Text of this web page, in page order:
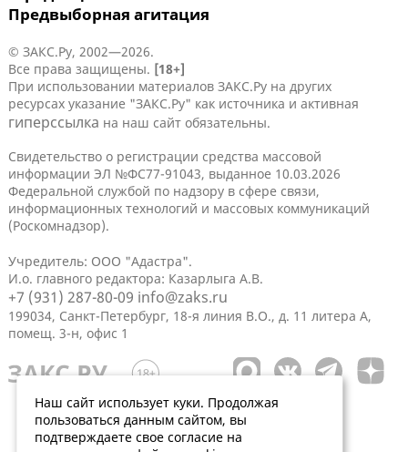
Предвыборная агитация
© ЗАКС.Ру, 2002—2026.
Все права защищены. [18+]
При использовании материалов ЗАКС.Ру на других
ресурсах указание "ЗАКС.Ру" как источника и активная
гиперссылка на наш сайт обязательны.
Свидетельство о регистрации средства массовой
информации ЭЛ №ФС77-91043, выданное 10.03.2026
Федеральной службой по надзору в сфере связи,
информационных технологий и массовых коммуникаций
(Роскомнадзор).
Учредитель: ООО "Адастра".
И.о. главного редактора: Казарлыга А.В.
+7 (931) 287-80-09 info@zaks.ru
199034, Санкт-Петербург, 18-я линия В.О., д. 11 литера А,
помещ. 3-н, офис 1
Наш сайт использует куки. Продолжая
пользоваться данным сайтом, вы
подтверждаете свое согласие на